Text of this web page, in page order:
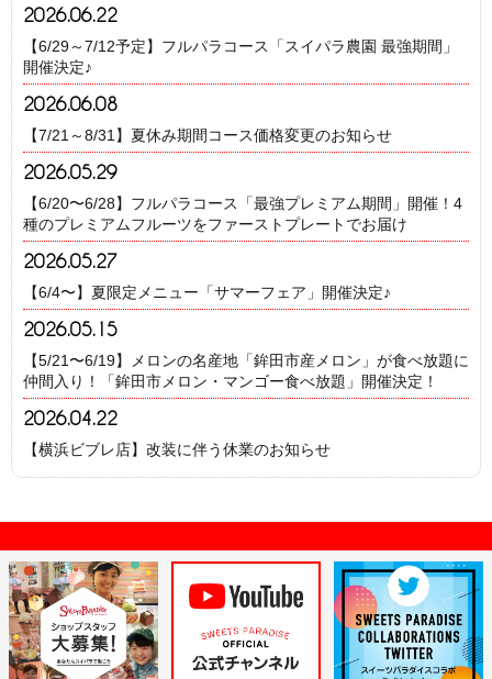
2026.06.22
【6/29～7/12予定】フルパラコース「スイパラ農園 最強期間」
開催決定♪
2026.06.08
【7/21～8/31】夏休み期間コース価格変更のお知らせ
2026.05.29
【6/20〜6/28】フルパラコース「最強プレミアム期間」開催！4
種のプレミアムフルーツをファーストプレートでお届け
2026.05.27
【6/4〜】夏限定メニュー「サマーフェア」開催決定♪
2026.05.15
【5/21〜6/19】メロンの名産地「鉾田市産メロン」が食べ放題に
仲間入り！「鉾田市メロン・マンゴー食べ放題」開催決定！
2026.04.22
【横浜ビブレ店】改装に伴う休業のお知らせ